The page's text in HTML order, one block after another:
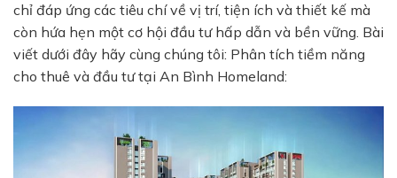
chỉ đáp ứng các tiêu chí về vị trí, tiện ích và thiết kế mà
còn hứa hẹn một cơ hội đầu tư hấp dẫn và bền vững. Bài
viết dưới đây hãy cùng chúng tôi: Phân tích tiềm năng
cho thuê và đầu tư tại An Bình Homeland: